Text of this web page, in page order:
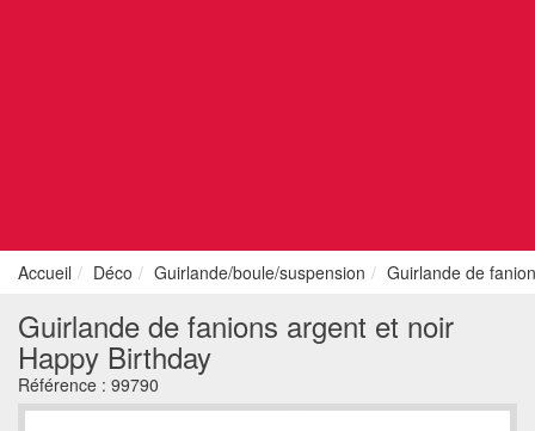
Accueil Déco Guirlande/boule/suspension Guirlande de
Guirlande de fanions argent et noir
Happy Birthday
Référence : 99790